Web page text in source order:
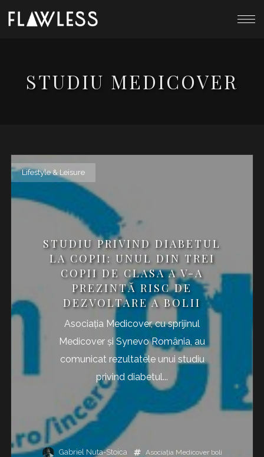
STUDIU MEDICOVER
Lifestyle & Leisure
STUDIU PRIVIND DIABETUL
LA COPII: UNUL DIN TREI
COPII DE CLASA A V-A
PREZINTĂ RISC DE
DEZVOLTARE A BOLII
Asociația Medicover, cu sprijinul
Medicover și Synevo România, au
comunicat rezultatele unui studiu
privind diabetul...
Gabriel Nuta-Stoica Asociația Medicover boli